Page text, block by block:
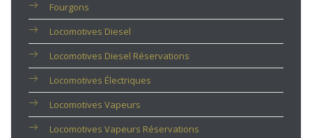
Fourgons
Locomotives Diesel
Locomotives Diesel Réservations
Locomotives Électriques
Locomotives Vapeurs
Locomotives Vapeurs Réservations